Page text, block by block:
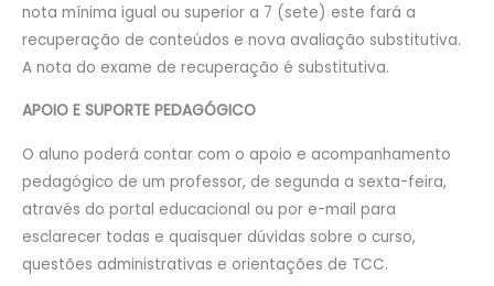
nota mínima igual ou superior a 7 (sete) este fará a
recuperação de conteúdos e nova avaliação substitutiva.
A nota do exame de recuperação é substitutiva.
APOIO E SUPORTE PEDAGÓGICO
O aluno poderá contar com o apoio e acompanhamento
pedagógico de um professor, de segunda a sexta-feira,
através do portal educacional ou por e-mail para
esclarecer todas e quaisquer dúvidas sobre o curso,
questões administrativas e orientações de TCC.